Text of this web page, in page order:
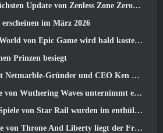
Zone Zero um Ruhm im Hollow-Champion-Wettbewerb von New Eridu
erscheinen im März 2026
Epic Game wird bald kostenlos spielbar sein
Prinzen besiegt
und CEO Ken Kim über MONGIL: Sternentauchen
Waves unternimmt eine Reise zur „dunklen Seite“
Star Rail wurden im enthüllt 4.1 Sonderprogramm
Throne And Liberty liegt der Frühling in der Luft